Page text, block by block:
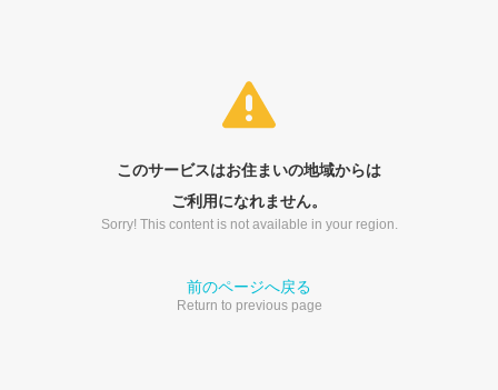
このサービスはお住まいの地域からは
ご利用になれません。
Sorry! This content is not available in your region.
前のページへ戻る
Return to previous page